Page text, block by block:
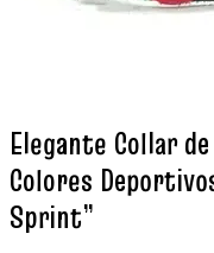
Elegante Collar
Colores
Sprint”